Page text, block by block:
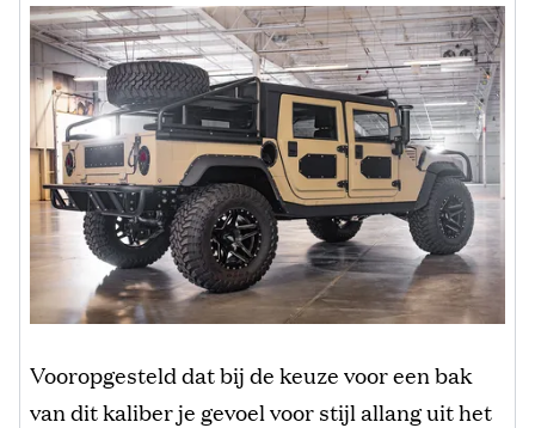
Vooropgesteld dat bij de keuze voor een bak
van dit kaliber je gevoel voor stijl allang uit het